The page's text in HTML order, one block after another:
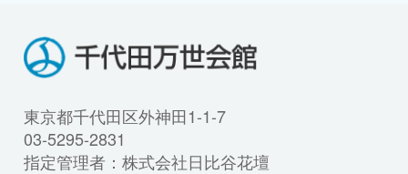
東京都千代田区外神田1-1-7
03-5295-2831
指定管理者：株式会社日比谷花壇